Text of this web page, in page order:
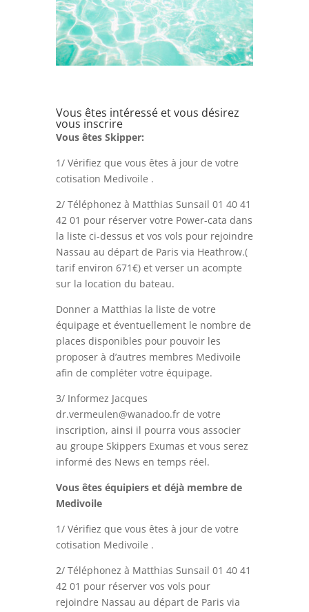
Vous êtes intéressé et vous désirez
vous inscrire
Vous êtes Skipper:
1/ Vérifiez que vous êtes à jour de votre
cotisation Medivoile .
2/ Téléphonez à Matthias Sunsail 01 40 41
42 01 pour réserver votre Power-cata dans
la liste ci-dessus et vos vols pour rejoindre
Nassau au départ de Paris via Heathrow.(
tarif environ 671€) et verser un acompte
sur la location du bateau.
Donner a Matthias la liste de votre
équipage et éventuellement le nombre de
places disponibles pour pouvoir les
proposer à d’autres membres Medivoile
afin de compléter votre équipage.
3/ Informez Jacques
dr.vermeulen@wanadoo.fr de votre
inscription, ainsi il pourra vous associer
au groupe Skippers Exumas et vous serez
informé des News en temps réel.
Vous êtes équipiers et déjà membre de
Medivoile
1/ Vérifiez que vous êtes à jour de votre
cotisation Medivoile .
2/ Téléphonez à Matthias Sunsail 01 40 41
42 01 pour réserver vos vols pour
rejoindre Nassau au départ de Paris via